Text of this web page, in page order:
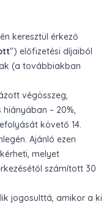
keresztül érkező
") előfizetési díjaiból
(a továbbiakban
végösszeg,
– 20%,
követő 14.
Ajánló ezen
melyet
számított 30
jogosulttá, amikor a ki